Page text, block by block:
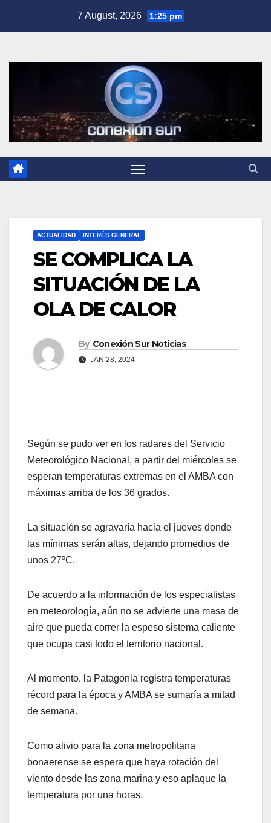
7 August, 2026 1:25 pm
ACTUALIDAD INTERÉS GENERAL
SE COMPLICA LA
SITUACIÓN DE LA
OLA DE CALOR
By Conexión Sur Noticias
JAN 28, 2024
Según se pudo ver en los radares del Servicio
Meteorológico Nacional, a partir del miércoles se
esperan temperaturas extremas en el AMBA con
máximas arriba de los 36 grados.
La situación se agravaría hacia el jueves donde
las mínimas serán altas, dejando promedios de
unos 27ºC.
De acuerdo a la información de los especialistas
en meteorología, aún no se advierte una masa de
aire que pueda correr la espeso sistema caliente
que ocupa casi todo el territorio nacional.
Al momento, la Patagonia registra temperaturas
récord para la época y AMBA se sumaría a mitad
de semana.
Como alivio para la zona metropolitana
bonaerense se espera que haya rotación del
viento desde las zona marina y eso aplaque la
temperatura por una horas.